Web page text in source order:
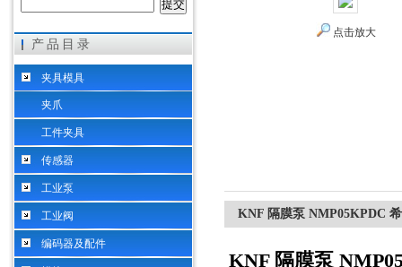
希而科工业控制设备（上海）有限公司
产品目录
夹具模具
夹爪
工件夹具
传感器
工业泵
工业阀
编码器及配件
点击放大
KNF 隔膜泵 NMP05KPDC
KNF 隔膜泵